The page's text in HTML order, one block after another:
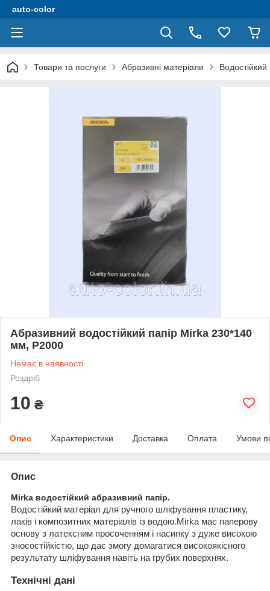
auto-color
Товари та послуги Абразивні матеріали
Абразивний водостійкий папір Mirka 230*140
мм, P2000
Немає в наявності
Роздріб
10 ₴
Опис Характеристики Доставка Оплата Умови
Опис
Mirka водостійкий абразивний папір.
Водостійкий матеріал для ручного шліфування пластику,
лаків і композитних матеріалів із водою.Mirka має паперову
основу з латексним просоченням і насипку з дуже високою
зносостійкістю, що дає змогу домагатися високоякісного
результату шліфування навіть на грубих поверхнях.
Технічні дані